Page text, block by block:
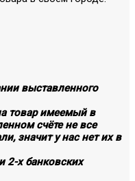
выставленного
товар имеемый в
счёте не все
значит у нас нет их в
2-х банковских